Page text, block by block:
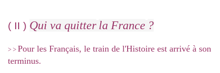
( II ) Qui va quitter la France ?
> > Pour les Français, le train de l'Histoire est arrivé à son
terminus.